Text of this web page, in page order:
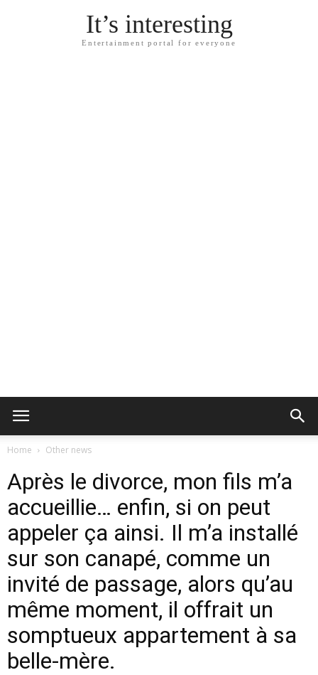
It’s interesting
Entertainment portal for everyone
Home Other news
Après le divorce, mon fils m’a
accueillie… enfin, si on peut
appeler ça ainsi. Il m’a installé
sur son canapé, comme un
invité de passage, alors qu’au
même moment, il offrait un
somptueux appartement à sa
belle-mère.